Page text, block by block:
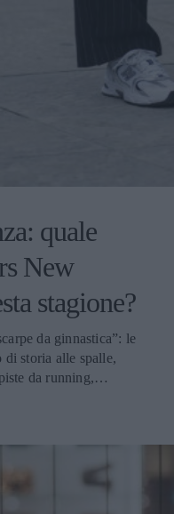
quale
New
stagione?
da ginnastica”: le
storia alle spalle,
da running,